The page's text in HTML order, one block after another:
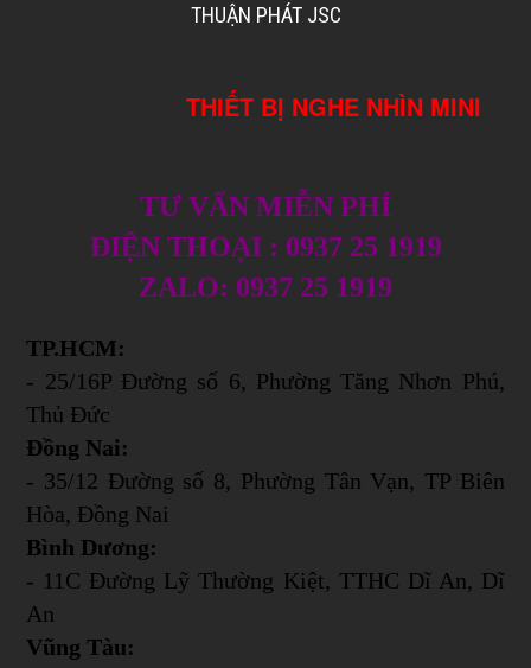
THUẬN PHÁT JSC
THIẾT BỊ NGHE NHÌN MINI
TƯ VẤN MIỄN PHÍ
ĐIỆN THOẠI : 0937 25 1919
ZALO: 0937 25 1919
TP.HCM:
- 25/16P Đường số 6, Phường Tăng Nhơn Phú,
Thủ Đức
Đồng Nai:
- 35/12 Đường số 8, Phường Tân Vạn, TP Biên
Hòa, Đồng Nai
Bình Dương:
- 11C Đường Lỹ Thường Kiệt, TTHC Dĩ An, Dĩ
An
Vũng Tàu: